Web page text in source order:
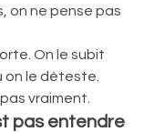
on ne pense pas
On le subit
on le déteste.
pas vraiment.
pas entendre